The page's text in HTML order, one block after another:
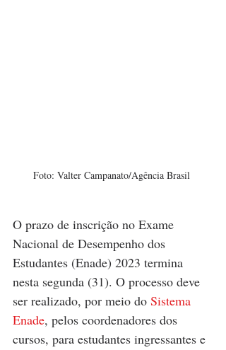
Foto: Valter Campanato/Agência Brasil
O prazo de inscrição no Exame
Nacional de Desempenho dos
Estudantes (Enade) 2023 termina
nesta segunda (31). O processo deve
ser realizado, por meio do Sistema
Enade, pelos coordenadores dos
cursos, para estudantes ingressantes e